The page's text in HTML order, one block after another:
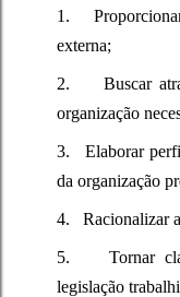
1.
externa;
2.
Buscar
organização
3.
Elaborar
da organização
4. Racionalizar
5.
Tornar
legislação